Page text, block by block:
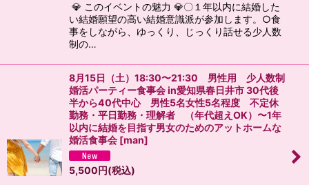
💎 このイベントの魅力 💎〇１年以内に結婚した
い結婚願望の高い結婚意識派が参加します。○食
事をしながら、ゆっくり、じっくり話せる少人数
制の…
8月15日（土）18:30〜21:30 男性用 少人数制
婚活パーティー食事会 in愛知県春日井市 30代後
半から40代中心 男性5名女性5名程度 不定休
勤務・平日勤務・理解者 （年代超えOK）〜1年
以内に結婚を目指す男女のためのアットホームな
婚活食事会 [man]
5,500円(税込)